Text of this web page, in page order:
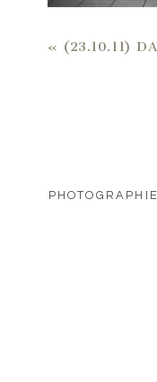
« (23.10.11)